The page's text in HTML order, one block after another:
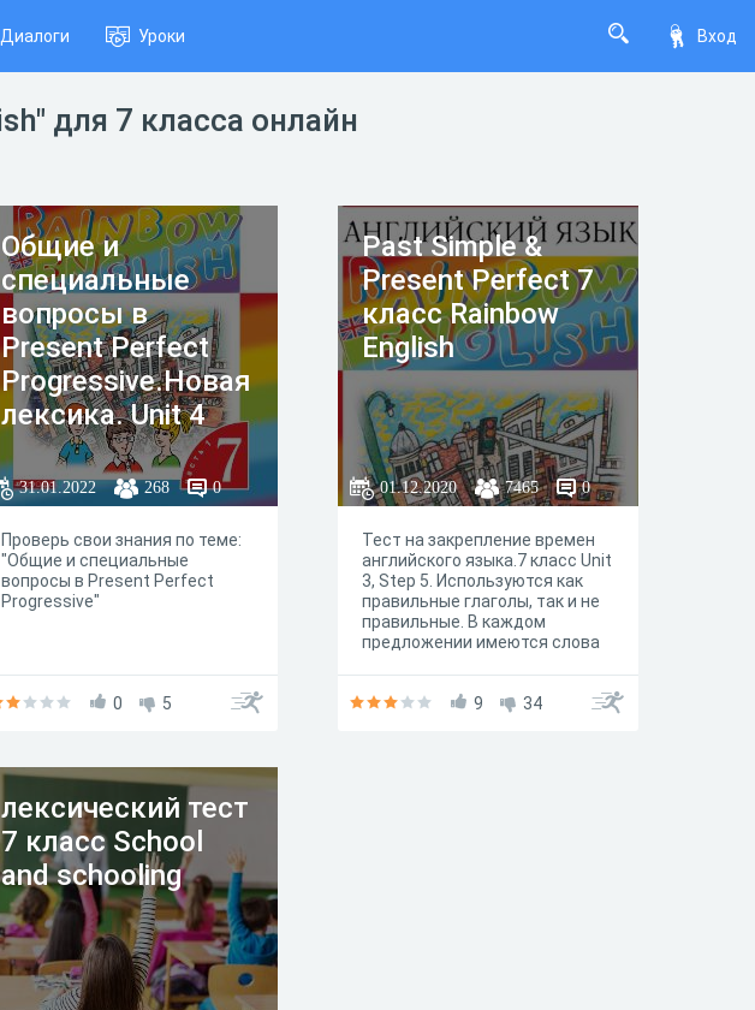
Вход
Диалоги Уроки
для 7 класса онлайн
Общие и
специальные
вопросы в
Present Perfect
Progressive.Новая
лексика. Unit 4
Step 5
31.01.2022 268 0
Проверь свои знания по теме:
"Общие и специальные
вопросы в Present Perfect
Progressive"
0 5
Past Simple &
Present Perfect 7
класс Rainbow
English
01.12.2020 7465 0
Тест на закрепление времен
английского языка.7 класс Unit
3, Step 5. Используются как
правильные глаголы, так и не
правильные. В каждом
предложении имеются слова
9
34
лексический тест
7 класс School
and schooling